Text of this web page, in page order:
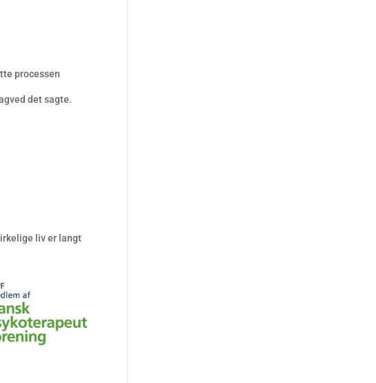
processen
det sagte.
liv er langt